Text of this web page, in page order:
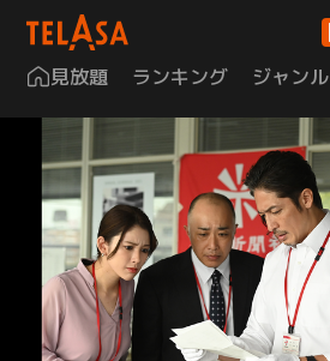
見放題 ランキング ジャンル